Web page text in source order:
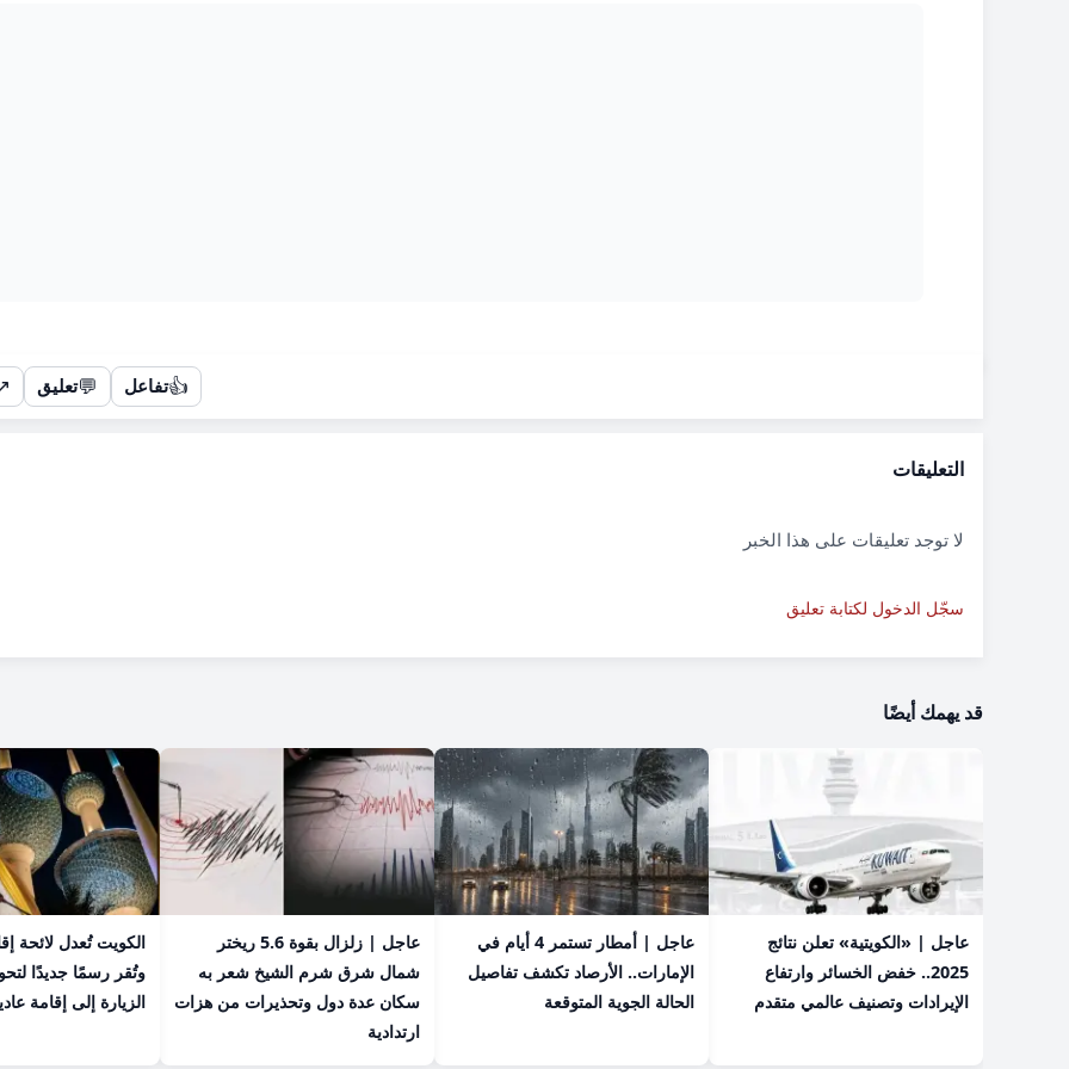
👍تفاعل 💬تعليق
التعليقات
لا توجد تعليقات على هذا الخبر
سجّل الدخول لكتابة تعليق
قد يهمك أيضًا
عاجل | «الكويتية» تعلن نتائج
2025.. خفض الخسائر وارتفاع
الإيرادات وتصنيف عالمي متقدم
عاجل | أمطار تستمر 4 أيام في
الإمارات.. الأرصاد تكشف تفاصيل
الحالة الجوية المتوقعة
عاجل | زلزال بقوة 5.6 ريختر
شمال شرق شرم الشيخ شعر به
سكان عدة دول وتحذيرات من هزات
ارتدادية
الكويت تُعدل لائحة
وتُقر رسمًا جديدًا
الزيارة إلى إقامة